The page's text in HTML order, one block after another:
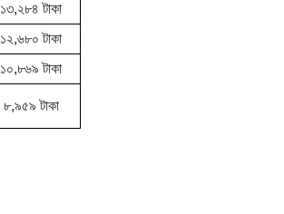
১৩,২৮৪ টাকা
১২,৬৮০ টাকা
১০,৮৬৯ টাকা
৮,৯৫৯ টাকা